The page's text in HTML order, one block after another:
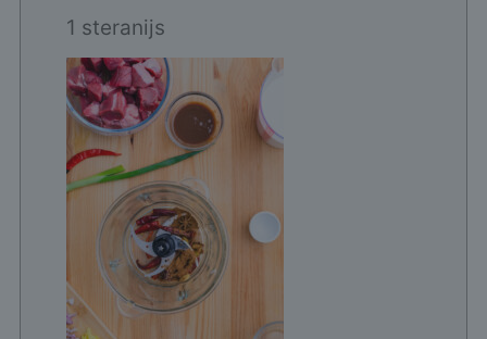
1 steranijs